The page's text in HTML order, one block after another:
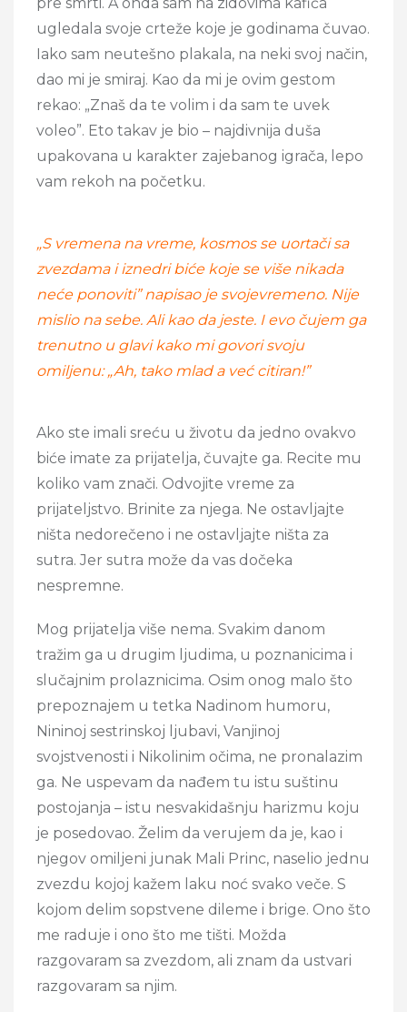
pre smrti. A onda sam na zidovima kafića
ugledala svoje crteže koje je godinama čuvao.
Iako sam neutešno plakala, na neki svoj način,
dao mi je smiraj. Kao da mi je ovim gestom
rekao: „Znaš da te volim i da sam te uvek
voleo”. Eto takav je bio – najdivnija duša
upakovana u karakter zajebanog igrača, lepo
vam rekoh na početku.
„S vremena na vreme, kosmos se uortači sa
zvezdama i iznedri biće koje se više nikada
neće ponoviti” napisao je svojevremeno. Nije
mislio na sebe. Ali kao da jeste. I evo čujem ga
trenutno u glavi kako mi govori svoju
omiljenu: „Ah, tako mlad a već citiran!”
Ako ste imali sreću u životu da jedno ovakvo
biće imate za prijatelja, čuvajte ga. Recite mu
koliko vam znači. Odvojite vreme za
prijateljstvo. Brinite za njega. Ne ostavljajte
ništa nedorečeno i ne ostavljajte ništa za
sutra. Jer sutra može da vas dočeka
nespremne.
Mog prijatelja više nema. Svakim danom
tražim ga u drugim ljudima, u poznanicima i
slučajnim prolaznicima. Osim onog malo što
prepoznajem u tetka Nadinom humoru,
Nininoj sestrinskoj ljubavi, Vanjinoj
svojstvenosti i Nikolinim očima, ne pronalazim
ga. Ne uspevam da nađem tu istu suštinu
postojanja – istu nesvakidašnju harizmu koju
je posedovao. Želim da verujem da je, kao i
njegov omiljeni junak Mali Princ, naselio jednu
zvezdu kojoj kažem laku noć svako veče. S
kojom delim sopstvene dileme i brige. Ono što
me raduje i ono što me tišti. Možda
razgovaram sa zvezdom, ali znam da ustvari
razgovaram sa njim.